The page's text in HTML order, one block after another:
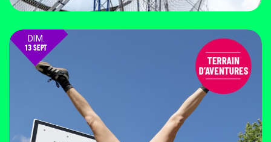
DIM.
13 SEPT